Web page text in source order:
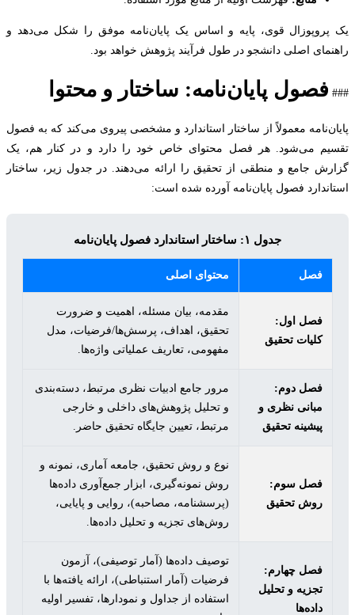
قوی، پایه و اساس یک پایان‌نامه موفق را شکل می‌دهد و
اصلی دانشجو در طول فرآیند پژوهش خواهد بود.
فصول پایان‌نامه: ساختار و محتوا
معمولاً از ساختار استاندارد و مشخصی پیروی می‌کند که به فصول
می‌شود. هر فصل محتوای خاص خود را دارد و در کنار هم، یک
جامع و منطقی از تحقیق را ارائه می‌دهند. در جدول زیر، ساختار
فصول پایان‌نامه آورده شده است:
جدول ۱: ساختار استاندارد فصول پایان‌نامه
محتوای اصلی
فصل اول:
کلیات تحقیق
مقدمه، بیان مسئله، اهمیت و ضرورت
تحقیق، اهداف، پرسش‌ها/فرضیات، مدل
مفهومی، تعاریف عملیاتی واژه‌ها.
فصل دوم:
مبانی نظری و
پیشینه تحقیق
مرور جامع ادبیات نظری مرتبط، دسته‌بندی
و تحلیل پژوهش‌های داخلی و خارجی
مرتبط، تعیین جایگاه تحقیق حاضر.
فصل سوم:
روش تحقیق
نوع و روش تحقیق، جامعه آماری، نمونه و
روش نمونه‌گیری، ابزار جمع‌آوری داده‌ها
(پرسشنامه، مصاحبه)، روایی و پایایی،
روش‌های تجزیه و تحلیل داده‌ها.
فصل چهارم:
تجزیه و تحلیل
داده‌ها
توصیف داده‌ها (آمار توصیفی)، آزمون
فرضیات (آمار استنباطی)، ارائه یافته‌ها با
استفاده از جداول و نمودارها، تفسیر اولیه